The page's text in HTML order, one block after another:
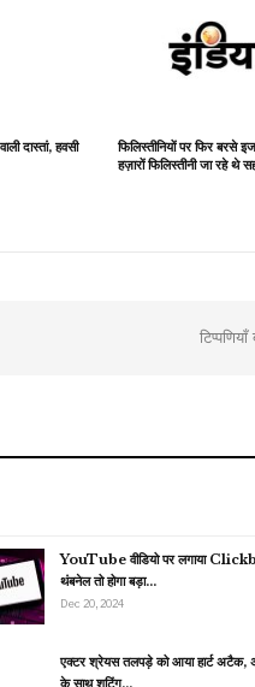
दास्तां, हवसी
फिलिस्तीनियों पर फिर बरसे
हज़ारों फिलिस्तीनी जा रहे थे
YouTube वीडियो पर लगाया
थंबनेल तो होगा बड़ा…
Dec 20, 2024
एक्टर श्रेयस तलपड़े को आया हार्ट अटैक,